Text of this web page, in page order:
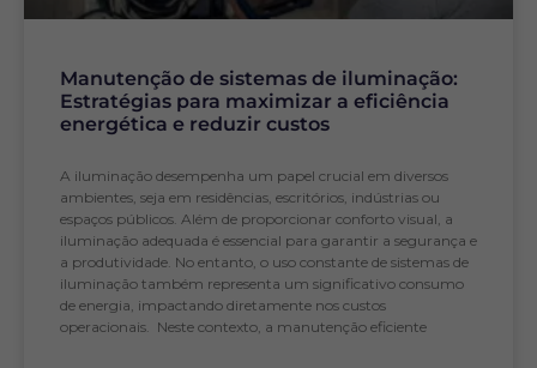
Manutenção de sistemas de iluminação:
Estratégias para maximizar a eficiência
energética e reduzir custos
A iluminação desempenha um papel crucial em diversos
ambientes, seja em residências, escritórios, indústrias ou
espaços públicos. Além de proporcionar conforto visual, a
iluminação adequada é essencial para garantir a segurança e
a produtividade. No entanto, o uso constante de sistemas de
iluminação também representa um significativo consumo
de energia, impactando diretamente nos custos
operacionais. Neste contexto, a manutenção eficiente